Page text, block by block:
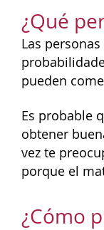
¿Qué
Las
pueden
Es probable
obtener
vez te
porque el
¿Cómo